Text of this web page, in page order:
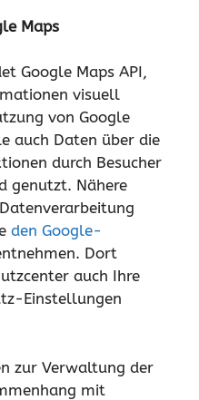
Maps
Google Maps API,
visuell
von Google
auch Daten über die
durch Besucher
genutzt. Nähere
den Google-
Dort
auch Ihre
Einstellungen
zur Verwaltung der
mit